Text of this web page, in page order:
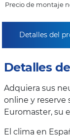
Precio de montaje
Detalles del
Detalles
Adquiera sus
online y reserve
Euromaster, su
El clima en